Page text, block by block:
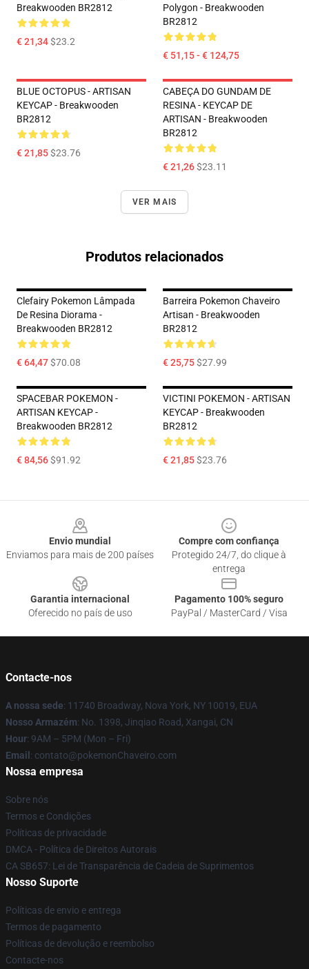
Breakwooden BR2812
€ 21,34$23.2
Polygon - Breakwooden
BR2812
€ 51,15 - € 124,75
BLUE OCTOPUS - ARTISAN
KEYCAP - Breakwooden
BR2812
€ 21,85$23.76
CABEÇA DO GUNDAM DE
RESINA - KEYCAP DE
ARTISAN - Breakwooden
BR2812
€ 21,26$23.11
VER MAIS
Produtos relacionados
Clefairy Pokemon Lâmpada
De Resina Diorama -
Breakwooden BR2812
€ 64,47$70.08
Barreira Pokemon Chaveiro
Artisan - Breakwooden
BR2812
€ 25,75$27.99
SPACEBAR POKEMON -
ARTISAN KEYCAP -
Breakwooden BR2812
€ 84,56$91.92
VICTINI POKEMON - ARTISAN
KEYCAP - Breakwooden
BR2812
€ 21,85$23.76
Envio mundial
Enviamos para mais de 200 países
Compre com confiança
Protegido 24/7, do clique à
entrega
Garantia internacional
Oferecido no país de uso
Pagamento 100% seguro
PayPal / MasterCard / Visa
Contacte-nos
A nossa sede: 11740 Broadway, Nova York, NY 10019, EUA
Nosso Armazém: No. 1398, Jinqiao Road, Xangai, CN
Hour: 9AM – 5PM (Mon – Fri)
Email : contato@pokemonChaveiro.com
Nossa empresa
Sobre nós
Termos e Condições
Políticas de privacidade
DMCA - Política de Direitos Autorais
CA SB657: Lei de Transparência de Cadeia de Suprimentos
Nosso Suporte
Políticas de envio e entrega
Termos de pagamento
Políticas de devolução e reembolso
Contacte-nos